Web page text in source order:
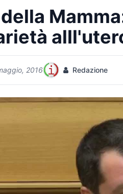
2016 Redazione